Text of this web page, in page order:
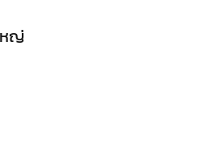
หญ่